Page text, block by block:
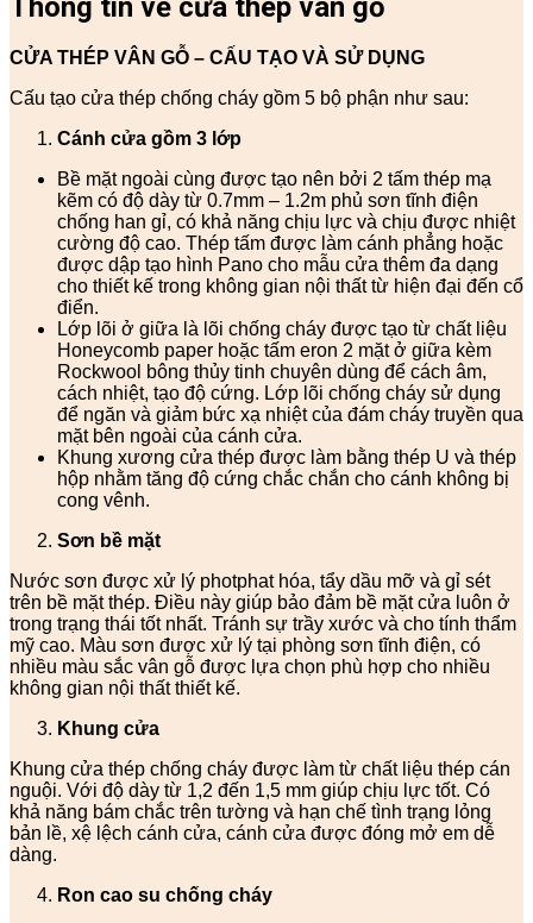
Thông tin về cửa thép vân gỗ
CỬA THÉP VÂN GỖ – CẤU TẠO VÀ SỬ DỤNG
Cấu tạo cửa thép chống cháy gồm 5 bộ phận như sau:
Cánh cửa gồm 3 lớp
Bề mặt ngoài cùng được tạo nên bởi 2 tấm thép mạ
kẽm có độ dày từ 0.7mm – 1.2m phủ sơn tĩnh điện
chống han gỉ, có khả năng chịu lực và chịu được nhiệt
cường độ cao. Thép tấm được làm cánh phẳng hoặc
được dập tạo hình Pano cho mẫu cửa thêm đa dạng
cho thiết kế trong không gian nội thất từ hiện đại đến cổ
điển.
Lớp lõi ở giữa là lõi chống cháy được tạo từ chất liệu
Honeycomb paper hoặc tấm eron 2 mặt ở giữa kèm
Rockwool bông thủy tinh chuyên dùng để cách âm,
cách nhiệt, tạo độ cứng. Lớp lõi chống cháy sử dụng
để ngăn và giảm bức xạ nhiệt của đám cháy truyền qua
mặt bên ngoài của cánh cửa.
Khung xương cửa thép được làm bằng thép U và thép
hộp nhằm tăng độ cứng chắc chắn cho cánh không bị
cong vênh.
Sơn bề mặt
Nước sơn được xử lý photphat hóa, tẩy dầu mỡ và gỉ sét
trên bề mặt thép. Điều này giúp bảo đảm bề mặt cửa luôn ở
trong trạng thái tốt nhất. Tránh sự trầy xước và cho tính thẩm
mỹ cao. Màu sơn được xử lý tại phòng sơn tĩnh điện, có
nhiều màu sắc vân gỗ được lựa chọn phù hợp cho nhiều
không gian nội thất thiết kế.
Khung cửa
Khung cửa thép chống cháy được làm từ chất liệu thép cán
nguội. Với độ dày từ 1,2 đến 1,5 mm giúp chịu lực tốt. Có
khả năng bám chắc trên tường và hạn chế tình trạng lỏng
bản lề, xệ lệch cánh cửa, cánh cửa được đóng mở em dễ
dàng.
Ron cao su chống cháy